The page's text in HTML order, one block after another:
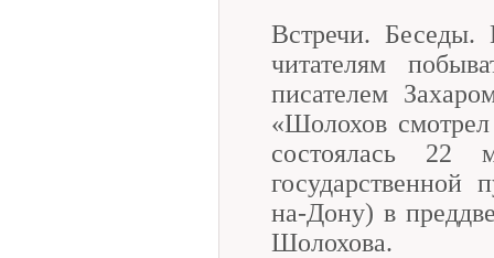
Встречи. Беседы.
читателям
писателем
«Шолохов
состоялась
государственной
на-Дону) в
Шолохова.